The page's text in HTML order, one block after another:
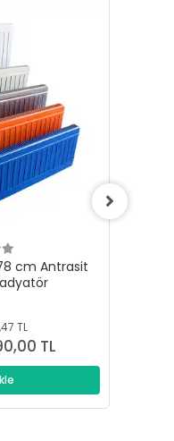
cm Antrasit
TL
TL